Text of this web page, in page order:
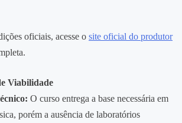
oficiais, acesse o site oficial do produtor
Viabilidade
O curso entrega a base necessária em
porém a ausência de laboratórios